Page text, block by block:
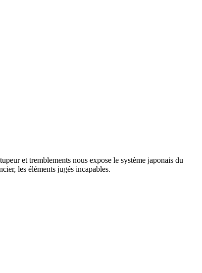
et tremblements nous expose le système japonais du
les éléments jugés incapables.